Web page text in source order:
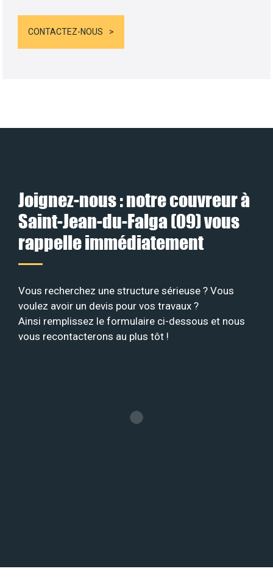
CONTACTEZ-NOUS
Joignez-nous : notre couvreur à
Saint-Jean-du-Falga (09) vous
rappelle immédiatement
Vous recherchez une structure sérieuse ? Vous
voulez avoir un devis pour vos travaux ?
Ainsi remplissez le formulaire ci-dessous et nous
vous recontacterons au plus tôt !